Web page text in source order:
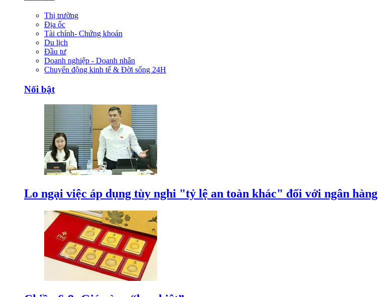
Thị trường
Địa ốc
Tài chính- Chứng khoán
Du lịch
Đầu tư
Doanh nghiệp - Doanh nhân
Chuyển động kinh tế & Đời sống 24H
Nổi bật
Lo ngại việc áp dụng tùy nghi "tỷ lệ an toàn khác" đối với ngân hàng